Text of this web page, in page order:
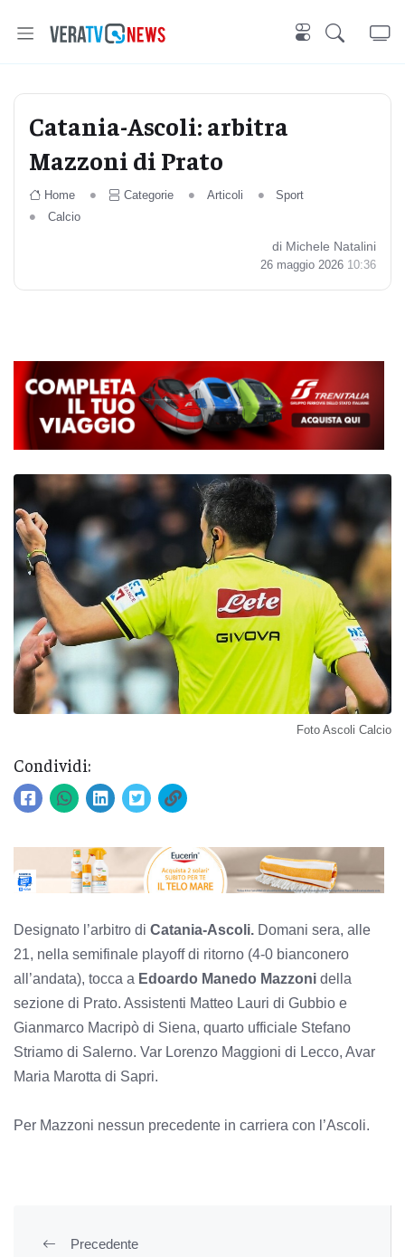
Catania-Ascoli: arbitra
Mazzoni di Prato
Home Categorie Articoli
Sport
Calcio
di Michele Natalini
26 maggio 2026 10:36
Foto Ascoli Calcio
Condividi:
Designato l’arbitro di Catania-Ascoli. Domani sera, alle
21, nella semifinale playoff di ritorno (4-0 bianconero
all’andata), tocca a Edoardo Manedo Mazzoni della
sezione di Prato. Assistenti Matteo Lauri di Gubbio e
Gianmarco Macripò di Siena, quarto ufficiale Stefano
Striamo di Salerno. Var Lorenzo Maggioni di Lecco, Avar
Maria Marotta di Sapri.
Per Mazzoni nessun precedente in carriera con l’Ascoli.
Precedente